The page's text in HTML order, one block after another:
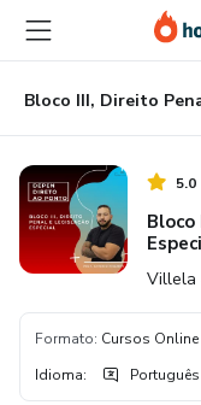
para
conteúdo
principal
para
pagamento
para
rodapé
5.0
Villela
Formato: Cursos
Idioma: Português